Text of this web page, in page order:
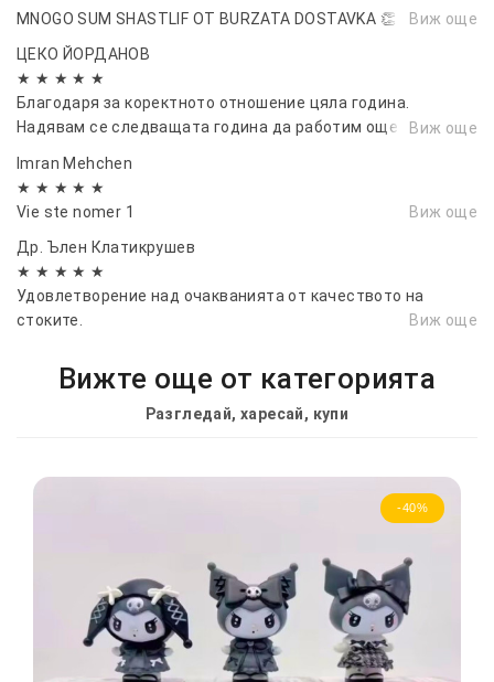
MNOGO SUM SHASTLIF OT BURZATA DOSTAVKA 👏
Виж още
ЦЕКО ЙОРДАНОВ
★ ★ ★ ★ ★
Благодаря за коректното отношение цяла година.
Надявам се следващата година да работим още повече
Виж още
Imran Mehchen
★ ★ ★ ★ ★
Vie ste nomer 1
Виж още
Др. Ълен Клатикрушев
★ ★ ★ ★ ★
Удовлетворение над очакванията от качеството на
стоките.
Виж още
Вижте още от категорията
Разгледай, харесай, купи
-40%